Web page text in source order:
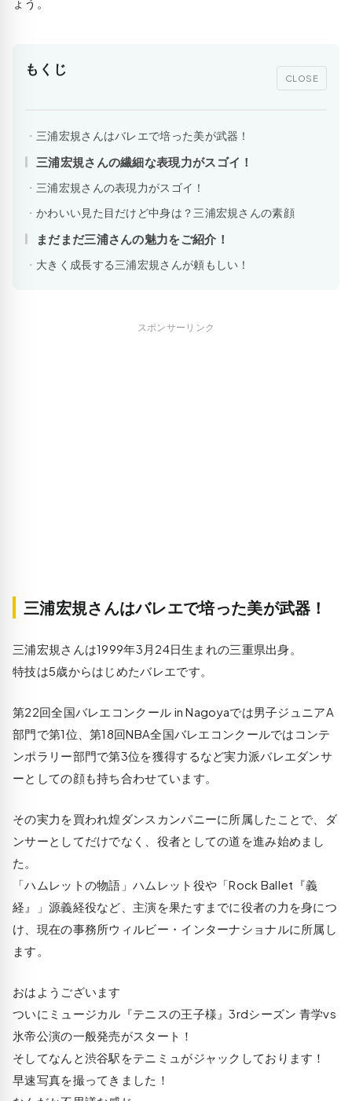
もくじ
CLOSE
三浦宏規さんはバレエで培った美が武器！
三浦宏規さんの繊細な表現力がスゴイ！
三浦宏規さんの表現力がスゴイ！
かわいい見た目だけど中身は？三浦宏規さんの素顔
まだまだ三浦さんの魅力をご紹介！
大きく成長する三浦宏規さんが頼もしい！
スポンサーリンク
三浦宏規さんはバレエで培った美が武器！
三浦宏規さんは1999年3月24日生まれの三重県出身。
特技は5歳からはじめたバレエです。
第22回全国バレエコンクール in Nagoyaでは男子ジュニアA
部門で第1位、第18回NBA全国バレエコンクールではコンテ
ンポラリー部門で第3位を獲得するなど実力派バレエダンサ
ーとしての顔も持ち合わせています。
その実力を買われ煌ダンスカンパニーに所属したことで、ダ
ンサーとしてだけでなく、役者としての道を進み始めまし
た。
「ハムレットの物語」ハムレット役や「Rock Ballet『義
経』」源義経役など、主演を果たすまでに役者の力を身につ
け、現在の事務所ウィルビー・インターナショナルに所属し
ます。
おはようございます
ついにミュージカル『テニスの王子様』3rdシーズン 青学vs
氷帝公演の一般発売がスタート！
そしてなんと渋谷駅をテニミュがジャックしております！
早速写真を撮ってきました！